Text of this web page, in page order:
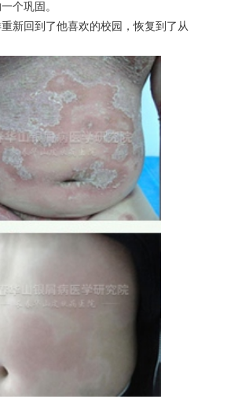
个巩固。
回到了他喜欢的校园，恢复到了从